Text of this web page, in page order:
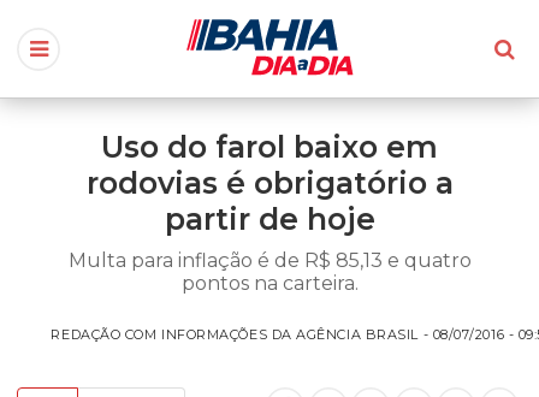
Uso do farol baixo em
rodovias é obrigatório a
partir de hoje
Multa para inflação é de R$ 85,13 e quatro
pontos na carteira.
REDAÇÃO COM INFORMAÇÕES DA AGÊNCIA BRASIL - 08/07/2016 -